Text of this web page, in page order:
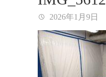
2026年1月9日